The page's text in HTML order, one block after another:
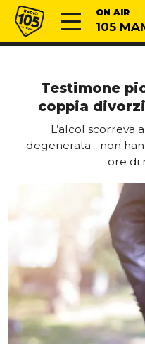
Vai al contenuto
Radio 105 ON AIR
105
Testimone
coppia
L’alcol scorreva
degenerata... non
ore di